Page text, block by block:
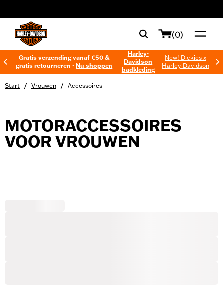
(0)
Gratis verzending vanaf €50 &
gratis retourneren -Nu shoppen
Harley-
Davidson
badkleding
New! Dickies x
Harley-Davidson
Start / Vrouwen / Accessoires
MOTORACCESSOIRES
VOOR VROUWEN